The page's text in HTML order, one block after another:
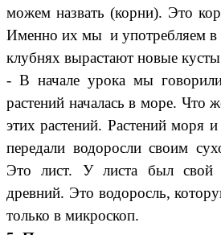
можем назвать (корни). Это
Именно их мы и употребляем в
клубнях вырастают новые
- В начале урока мы
растений началась в море. Что
этих растений. Растений моря
передали водоросли своим
Это лист. У листа был свой
древний. Это водоросль,
только в микроскоп.